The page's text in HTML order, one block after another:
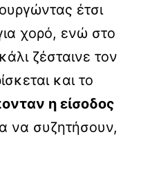
έτσι
χορό, ενώ στο
ζέσταινε τον
και το
η είσοδος
να συζητήσουν,